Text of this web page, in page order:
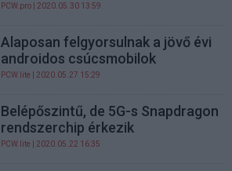
PCW.pro | 2020.05.30 13:59
Alaposan felgyorsulnak a jövő évi
androidos csúcsmobilok
PCW.lite | 2020.05.27 15:29
Belépőszintű, de 5G-s Snapdragon
rendszerchip érkezik
PCW.lite | 2020.05.22 16:35